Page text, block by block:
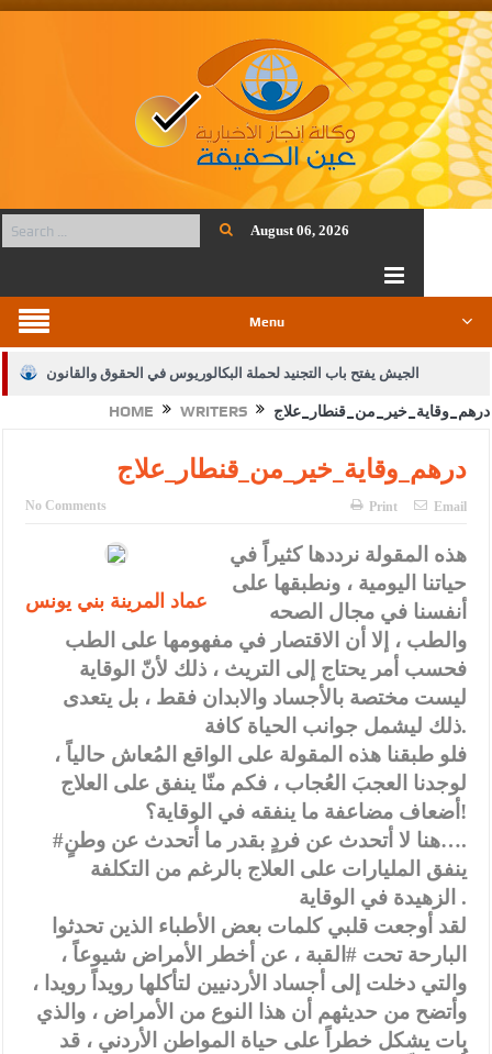
August 06, 2026
Menu
الجيش يفتح باب التجنيد لحملة البكالوريوس في الحقوق والقانون
بيان اجتماع عمّان:دعم الوصاية الهاشمية التاريخية على المقدسات
الإسلامية والمسيحية
الأمن يتلف 16 مليون حبة كبتاجون و1480 كغم مواد مخدرة
النواب يقر مشروع تعديل قانون الملكية العقارية
القاضي يلتقي رؤساء تحرير الصحف اليومية ويؤكد حرص مجلس النواب
على شراكة فاعلة مع الإعلام
دعوة المكلفين بخدمة العلم (الدفعة الثالثة) إلى مراجعة منصة خدمة
العلم
الملك يلتقي مجموعة من رفاق السلاح
الملك يتلقى اتصالا هاتفيا من العاهل البحريني
القاضي محمود أحمد فريحات.. مبارك ومزيدا من التوفيق
عارف بيك فريحات.. مبارك وبكم تزهو المناصب
HOME WRITERS درهم_وقاية_خير_من_قنطار_علاج
درهم_وقاية_خير_من_قنطار_علاج
No Comments Print Email
عماد المرينة بني يونس
هذه المقولة نرددها كثيراً في
حياتنا اليومية ، ونطبقها على
أنفسنا في مجال الصحه
والطب ، إلا أن الاقتصار في مفهومها على الطب
فحسب أمر يحتاج إلى التريث ، ذلك لأنّ الوقاية
ليست مختصة بالأجساد والابدان فقط ، بل يتعدى
ذلك ليشمل جوانب الحياة كافة.
فلو طبقنا هذه المقولة على الواقع المُعاش حالياً ،
لوجدنا العجبَ العُجاب ، فكم منّا ينفق على العلاج
أضعاف مضاعفة ما ينفقه في الوقاية؟!
#هنا لا أتحدث عن فردٍ بقدر ما أتحدث عن وطنٍ….
ينفق المليارات على العلاج بالرغم من التكلفة
الزهيدة في الوقاية .
لقد أوجعت قلبي كلمات بعض الأطباء الذين تحدثوا
البارحة تحت #القبة ، عن أخطر الأمراض شيوعاً ،
والتي دخلت إلى أجساد الأردنيين لتأكلها رويداً رويدا ،
وأتضح من حديثهم أن هذا النوع من الأمراض ، والذي
بات يشكل خطراً على حياة المواطن الأردني ، قد